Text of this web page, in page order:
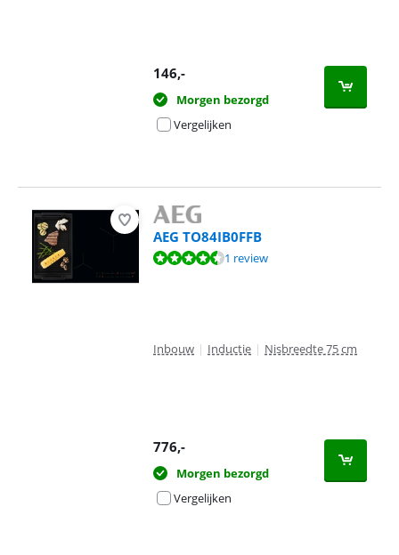
146,-
Morgen bezorgd
Vergelijken
AEG TO84IB0FFB
Beoordeling is 9,0 van de 10, gebaseerd op 1 review.
1 review
Inbouw | Inductie | Nisbreedte 75 cm
776,-
Morgen bezorgd
Vergelijken